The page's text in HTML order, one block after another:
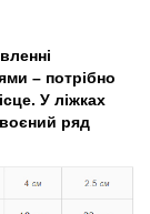
– потрібно
У ліжках
ряд